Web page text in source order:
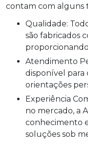
contam com alguns
Qualidade: Todos os produtos da Açotermica
são fabricados
Atendimento Personalizado: A equipe está
disponível
orientações
Experiência Comprovada: Com anos de atuação
no mercado, a
conhecimento
soluções sob